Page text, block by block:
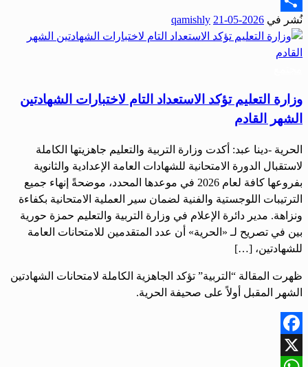
Share
نُشر في 2026-05-21
qamishly
وزارة التعليم تؤكد الاستعداد التام لاختبارات الشهادتين
الشهر القادم
الحرية -دينا عبد: أكدت وزارة التربية والتعليم جاهزيتها الكاملة
لاستقبال الدورة الامتحانية للشهادات العامة الإعدادية والثانوية
بفروعها كافة لعام 2026 في موعدها المحدد، موضحةً إنهاء جميع
الترتيبات اللوجستية والفنية لضمان سير العملية الامتحانية بكفاءة
ونزاهة. مدير دائرة الإعلام في وزارة التربية والتعليم حمزة حورية
بين في تصريح لـ «الحرية» أن عدد المتقدمين للامتحانات العامة
للشهادتين، […]
ظهرت المقالة “التربية” تؤكد الجاهزية الكاملة لامتحانات الشهادتين
الشهر المقبل أولاً على صحيفة الحرية.
Facebook